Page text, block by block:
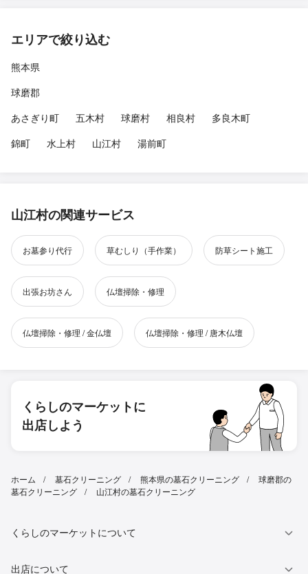
エリアで絞り込む
熊本県
球磨郡
あさぎり町
五木村 球磨村 相良村
多良木町
錦町
水上村 山江村 湯前町
山江村の関連サービス
お墓参り代行 草むしり（手作業） 防草シート施工
出張お坊さん 仏壇掃除・修理
仏壇掃除・修理 / 金仏壇 仏壇掃除・修理 / 唐木仏壇
くらしのマーケットに
出店しよう
ホーム 墓石クリーニング 熊本県の墓石クリーニング
球磨郡の
墓石クリーニング
山江村の墓石クリーニング
くらしのマーケットについて
出店について